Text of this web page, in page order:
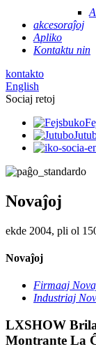
akcesoraĵoj
Apliko
Kontaktu nin
kontakto
English
Sociaj retoj
Novaĵoj
ekde 2004, pli ol
Novaĵoj
Firmaaj
Industriaj
LXSHOW
Montrante La